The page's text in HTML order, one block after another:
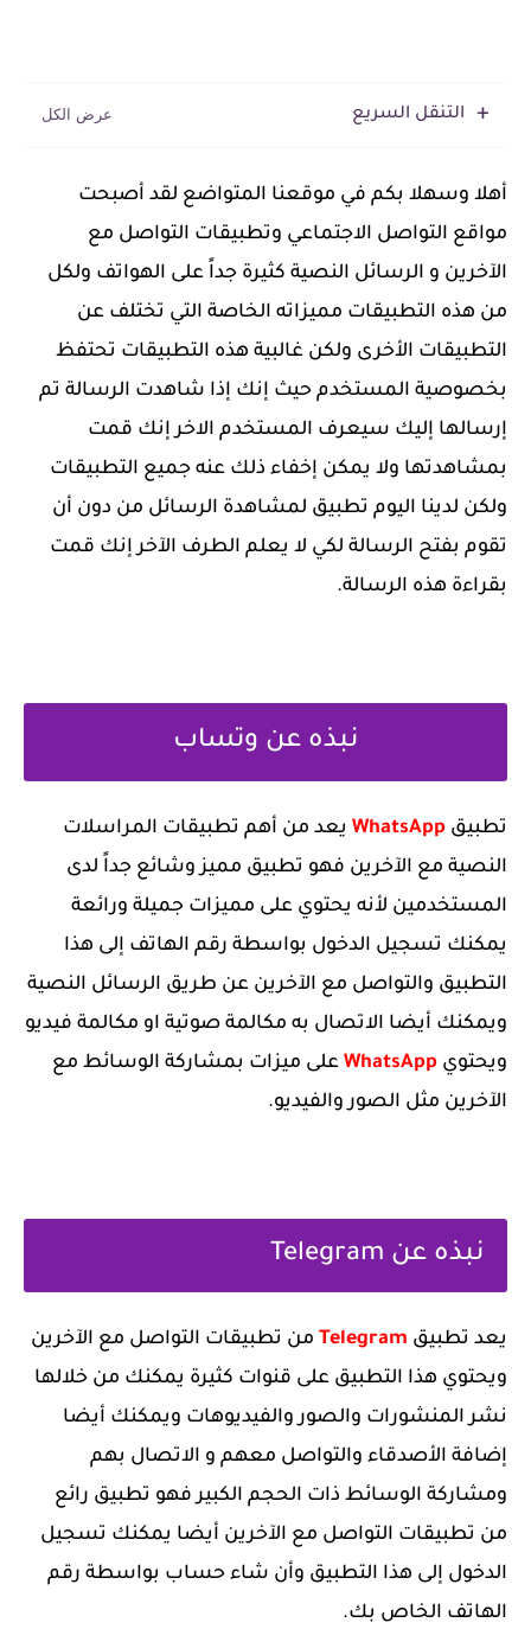
التنقل السريع
‏أهلا وسهلا بكم في موقعنا المتواضع لقد أصبحت
مواقع التواصل الاجتماعي وتطبيقات التواصل مع
الآخرين و الرسائل النصية كثيرة جداً على الهواتف ولكل
من هذه التطبيقات مميزاته الخاصة التي تختلف عن
التطبيقات الأخرى ولكن غالبية هذه التطبيقات تحتفظ
بخصوصية المستخدم حيث إنك إذا شاهدت الرسالة تم
إرسالها إليك سيعرف المستخدم الاخر إنك قمت
بمشاهدتها ولا يمكن إخفاء ذلك عنه جميع التطبيقات
ولكن لدينا اليوم تطبيق لمشاهدة الرسائل من دون أن
تقوم بفتح الرسالة لكي لا يعلم الطرف الآخر إنك قمت
بقراءة هذه الرسالة.
نبذه عن ‏وتساب
‏تطبيق WhatsApp يعد من أهم تطبيقات المراسلات
النصية مع الآخرين فهو تطبيق مميز وشائع جداً لدى
المستخدمين لأنه يحتوي على مميزات جميلة ورائعة
يمكنك تسجيل الدخول بواسطة رقم الهاتف إلى هذا
التطبيق والتواصل مع الآخرين عن طريق الرسائل النصية
ويمكنك أيضا الاتصال به مكالمة صوتية او مكالمة فيديو
ويحتوي WhatsApp على ميزات بمشاركة الوسائط مع
الآخرين مثل الصور والفيديو.
‏نبذه عن Telegram
‏يعد تطبيق Telegram من تطبيقات التواصل مع الآخرين
ويحتوي هذا التطبيق على قنوات كثيرة يمكنك من خلالها
نشر المنشورات والصور والفيديوهات ويمكنك أيضا
إضافة الأصدقاء والتواصل معهم و الاتصال بهم
ومشاركة الوسائط ذات الحجم الكبير فهو تطبيق رائع
من تطبيقات التواصل مع الآخرين أيضا يمكنك تسجيل
الدخول إلى هذا التطبيق وأن شاء حساب بواسطة رقم
الهاتف الخاص بك.